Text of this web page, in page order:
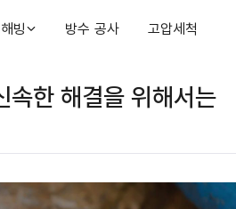
빙 방수 공사 고압세척
속한 해결을 위해서는